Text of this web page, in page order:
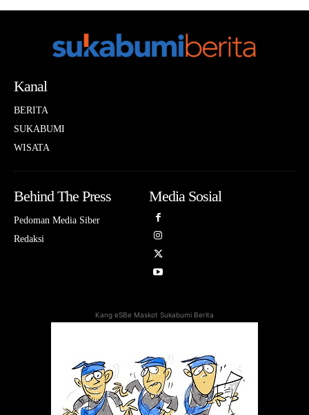
Kanal
BERITA
SUKABUMI
WISATA
Behind The Press
Pedoman Media Siber
Redaksi
Media Sosial
Kang eSBe Maskot Sukabumi Berita